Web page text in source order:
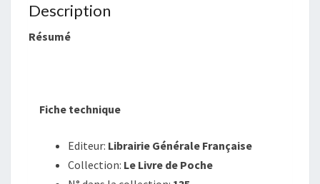
Description
Résumé
Fiche technique
Editeur: Librairie Générale Française
Collection: Le Livre de Poche